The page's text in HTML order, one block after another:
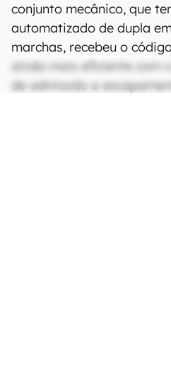
conjunto mecânico, que
automatizado de dupla
marchas, recebeu o
ainda mais eficiente com
de admissão e